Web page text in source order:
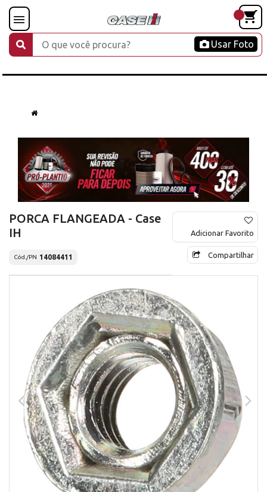
Usar Foto
PORCA FLANGEADA - Case
IH
Cód./PN 14084411
Adicionar Favorito
Compartilhar